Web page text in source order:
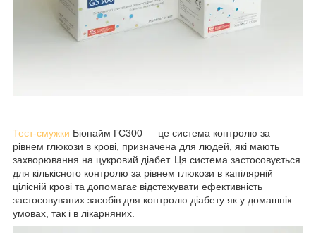
Тест-смужки Біонайм ГС300 — це система контролю за
рівнем глюкози в крові, призначена для людей, які мають
захворювання на цукровий діабет. Ця система застосовується
для кількісного контролю за рівнем глюкози в капілярній
цілісній крові та допомагає відстежувати ефективність
застосовуваних засобів для контролю діабету як у домашніх
умовах, так і в лікарняних.